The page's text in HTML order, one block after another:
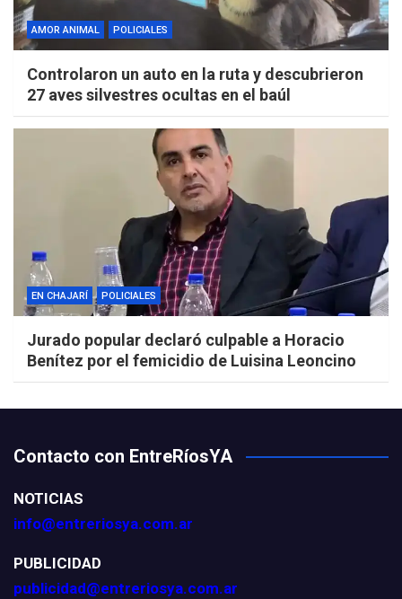
AMOR ANIMAL POLICIALES
Controlaron un auto en la ruta y descubrieron
27 aves silvestres ocultas en el baúl
EN CHAJARÍ POLICIALES
Jurado popular declaró culpable a Horacio
Benítez por el femicidio de Luisina Leoncino
Contacto con EntreRíosYA
NOTICIAS
info@entreriosya.com.ar
PUBLICIDAD
publicidad@entreriosya.com.ar